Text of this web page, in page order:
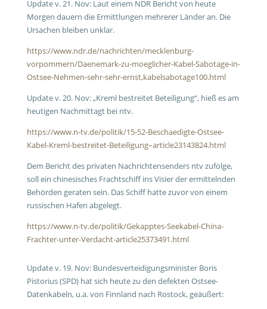
Update v. 21. Nov: Laut einem NDR Bericht von heute
Morgen dauern die Ermittlungen mehrerer Länder an. Die
Ursachen bleiben unklar.
https://www.ndr.de/nachrichten/mecklenburg-
vorpommern/Daenemark-zu-moeglicher-Kabel-Sabotage-in-
Ostsee-Nehmen-sehr-sehr-ernst,kabelsabotage100.html
Update v. 20. Nov: „Kreml bestreitet Beteiligung“, hieß es am
heutigen Nachmittagt bei ntv.
https://www.n-tv.de/politik/15-52-Beschaedigte-Ostsee-
Kabel-Kreml-bestreitet-Beteiligung–article23143824.html
Dem Bericht des privaten Nachrichtensenders ntv zufolge,
soll ein chinesisches Frachtschiff ins Visier der ermittelnden
Behörden geraten sein. Das Schiff hatte zuvor von einem
russischen Hafen abgelegt.
https://www.n-tv.de/politik/Gekapptes-Seekabel-China-
Frachter-unter-Verdacht-article25373491.html
Update v. 19. Nov: Bundesverteidigungsminister Boris
Pistorius (SPD) hat sich heute zu den defekten Ostsee-
Datenkabeln, u.a. von Finnland nach Rostock, geäußert: